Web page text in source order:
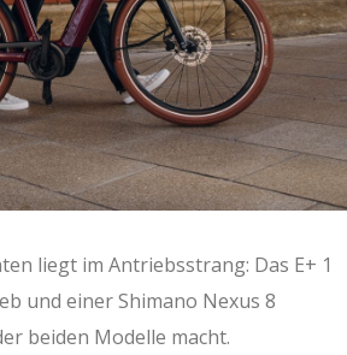
liegt im Antriebsstrang: Das E+ 1
und einer Shimano Nexus 8
beiden Modelle macht.